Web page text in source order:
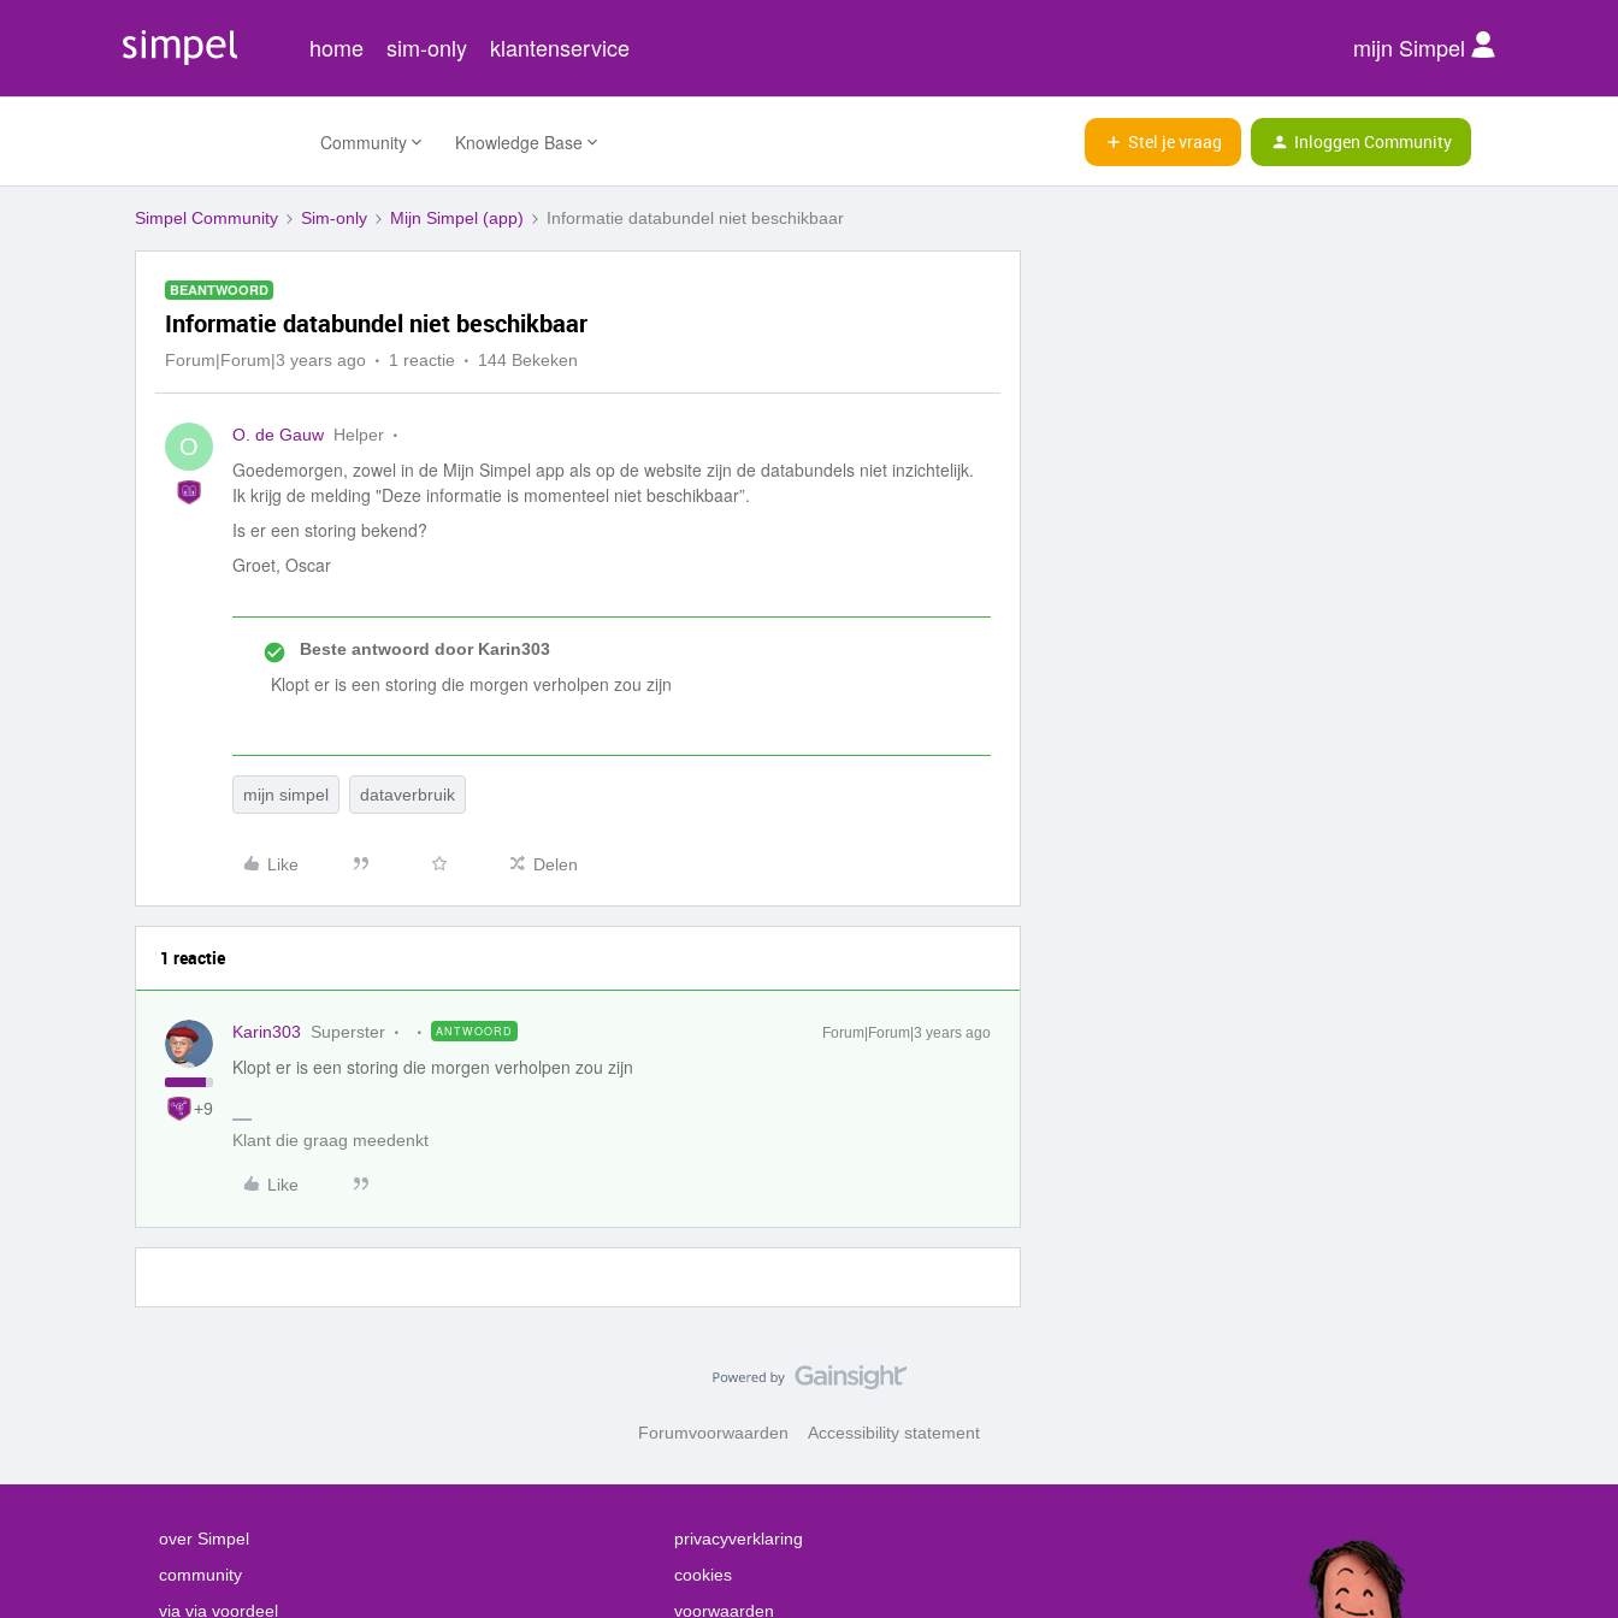
home sim-only klantenservice mijn Simpel
Community Knowledge Base Stel je vraag Inloggen Community
Simpel Community Sim-only Mijn Simpel (app) Informatie databundel niet beschikbaar
BEANTWOORD
Informatie databundel niet beschikbaar
Forum|Forum|3 years ago 1 reactie 144 Bekeken
O O. de Gauw Helper
Goedemorgen, zowel in de Mijn Simpel app als op de website zijn de databundels niet inzichtelijk.
Ik krijg de melding "Deze informatie is momenteel niet beschikbaar”.
Is er een storing bekend?
Groet, Oscar
Beste antwoord doorKarin303
Klopt er is een storing die morgen verholpen zou zijn
mijn simpel dataverbruik
Like Delen
1 reactie
+9
Karin303 Superster ANTWOORD Forum|Forum|3 years ago
Klopt er is een storing die morgen verholpen zou zijn
Klant die graag meedenkt
Like
Forumvoorwaarden Accessibility statement
over Simpel
community
via via voordeel
privacyverklaring
cookies
voorwaarden